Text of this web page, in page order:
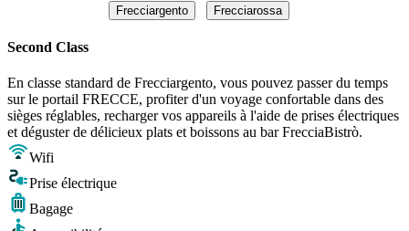
Frecciargento Frecciarossa
Second Class
En classe standard de Frecciargento, vous pouvez passer du temps
sur le portail FRECCE, profiter d'un voyage confortable dans des
sièges réglables, recharger vos appareils à l'aide de prises électriques
et déguster de délicieux plats et boissons au bar FrecciaBistrò.
Wifi
Prise électrique
Bagage